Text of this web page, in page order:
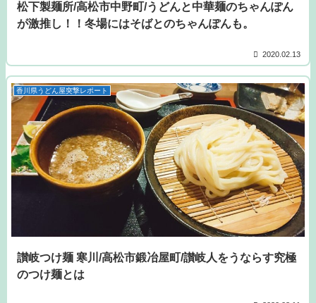
松下製麺所/高松市中野町/うどんと中華麺のちゃんぽん
が激推し！！冬場にはそばとのちゃんぽんも。
2020.02.13
香川県うどん屋突撃レポート
讃岐つけ麺 寒川/高松市鍛冶屋町/讃岐人をうならす究極
のつけ麺とは